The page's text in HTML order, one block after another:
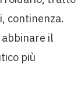
continenza.
il
più